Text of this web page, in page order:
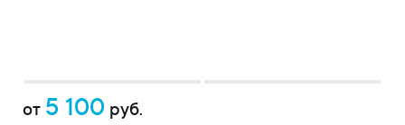
от 5 100 руб.